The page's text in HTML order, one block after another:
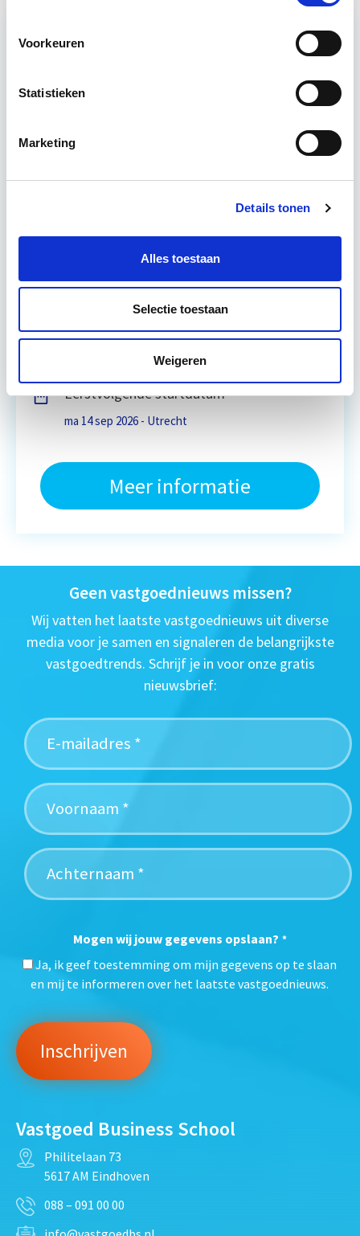
Voorkeuren
Statistieken
Marketing
Details tonen
Alles toestaan
Selectie toestaan
Weigeren
De opleiding Vastgoedmanagement biedt een
strategisch en tactisch niveau jouw
Utrecht en/of Online
15 Lesdagen lesdag(en)
4 - 8 uur per week
Eerstvolgende startdatum
ma 14 sep 2026 - Utrecht
Meer informatie
Geen vastgoednieuws missen?
Wij vatten het laatste vastgoednieuws uit diverse
media voor je samen en signaleren de belangrijkste
vastgoedtrends. Schrijf je in voor onze gratis
nieuwsbrief:
Mogen wij jouw gegevens opslaan? *
Ja, ik geef toestemming om mijn gegevens op te slaan
en mij te informeren over het laatste vastgoednieuws.
Vastgoed Business School
Philitelaan 73
5617 AM Eindhoven
088 – 091 00 00